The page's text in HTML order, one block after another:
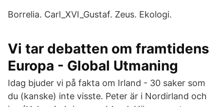
Borrelia. Carl_XVI_Gustaf. Zeus. Ekologi.
Vi tar debatten om framtidens
Europa - Global Utmaning
Idag bjuder vi på fakta om Irland - 30 saker som
du (kanske) inte visste. Peter är i Nordirland och